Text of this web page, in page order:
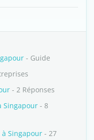
- Guide
- 2 Réponses
Singapour - 8
Singapour - 27